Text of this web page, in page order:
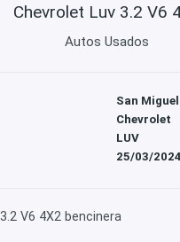
Chevrolet Luv 3.2 V6
Autos Usados
San Miguel
Chevrolet
LUV
25/03/2024
V6 4X2 bencinera